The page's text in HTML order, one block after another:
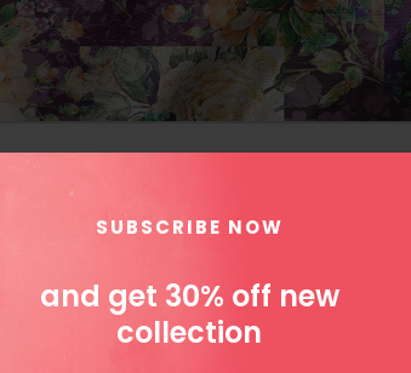
SUBSCRIBE NOW
and get 30% off new
collection